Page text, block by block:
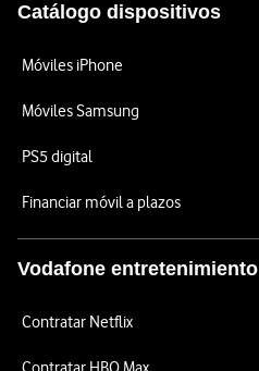
Catálogo dispositivos
Móviles iPhone
Móviles Samsung
PS5 digital
Financiar móvil a plazos
Vodafone entretenimiento
Contratar Netflix